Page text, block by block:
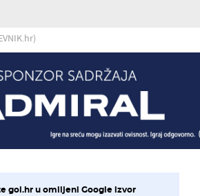
gol.hr u omiljeni Google izvor